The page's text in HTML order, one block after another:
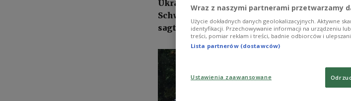
Ukraine-Gesprächen in Washington. „Die
Schwäche und als Aufforderung verstanden,
sagte Kowal im Gespräch mit der
Wraz z naszymi partnerami przetwarzamy
Użycie dokładnych danych geolokalizacyjnych. Aktywne
identyfikacji. Przechowywanie informacji na urządzeniu
treści, pomiar reklam i treści, badnie odbiorców i
Lista partnerów (dostawców)
Ustawienia zaawansowane